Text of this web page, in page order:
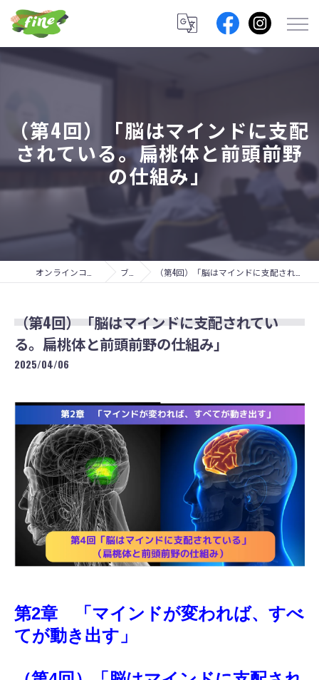
（第4回）「脳はマインドに支配
されている。扁桃体と前頭前野
の仕組み」
ブログ （第4回）「脳はマインドに支配されている。扁桃体と前頭前野の仕組み」
（第4回）「脳はマインドに支配されてい
る。扁桃体と前頭前野の仕組み」
2025/04/06
第2章　「マインドが変われば、すべ
てが動き出す」